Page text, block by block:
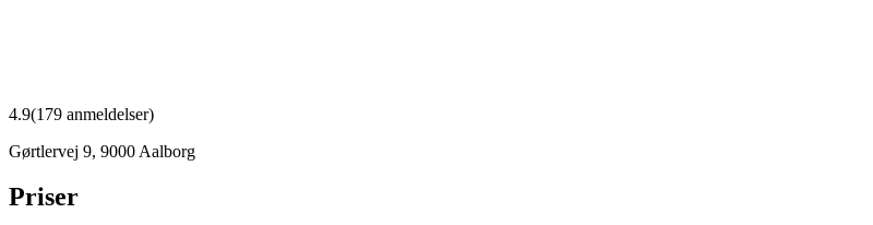
4.9(179 anmeldelser)
Gørtlervej 9, 9000 Aalborg
Priser